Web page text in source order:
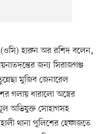
(ওসি) হারুন অর রশিদ বলেন,
জন্য সিরাজগঞ্জ
মুজিব জেনারেল
গলায় ধারালো অস্ত্রের
অভিযুক্ত সোহাগসহ
থানা পুলিশের হেফাজতে